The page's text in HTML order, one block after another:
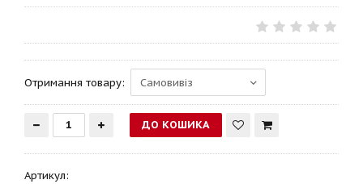
Отримання товару:
Артикул: